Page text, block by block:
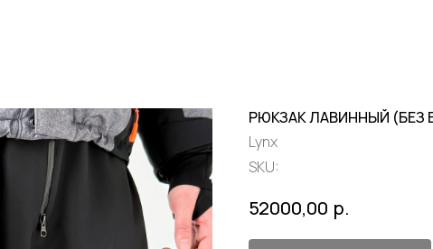
РЮКЗАК ЛАВИННЫЙ (БЕЗ
Lynx
SKU:
52000,00 р.